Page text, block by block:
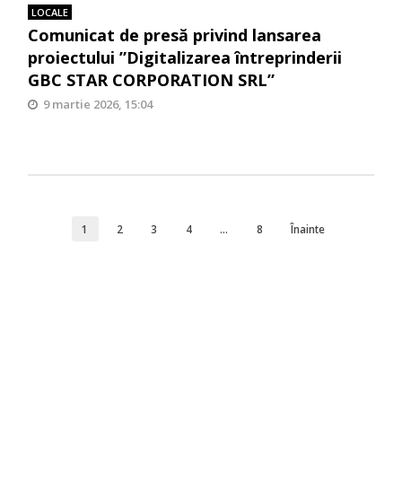
LOCALE
Comunicat de presă privind lansarea
proiectului ”Digitalizarea întreprinderii
GBC STAR CORPORATION SRL”
9 martie 2026, 15:04
1 2 3 4 … 8 Înainte